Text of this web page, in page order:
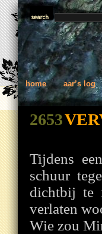
home aar’s log
2653
Tijdens
schuur
dichtbij te
verlaten
Wie zou